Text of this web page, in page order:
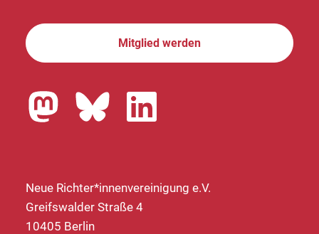
Mitglied werden
Neue Richter*innenvereinigung e.V.
Greifswalder Straße 4
10405 Berlin